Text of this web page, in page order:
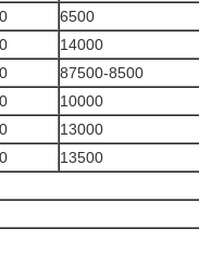
6500
14000
87500-8500
10000
13000
13500